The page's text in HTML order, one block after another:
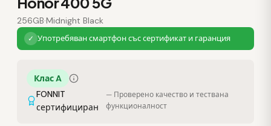
256GB·Midnight Black
✓ Употребяван смартфон със сертификат и гаранция
Клас A
FONNIT
сертифициран
— Проверено качество и тествана
функционалност